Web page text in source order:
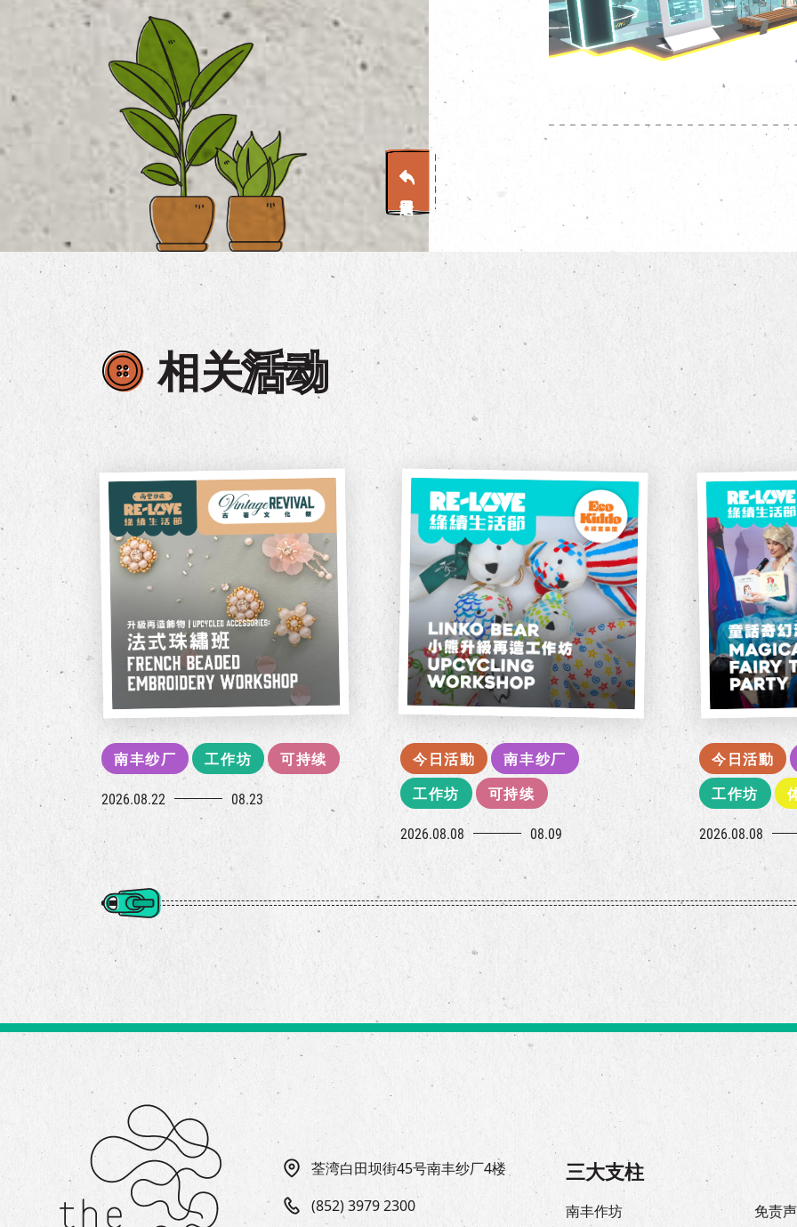
相关活动
南丰纱厂 工作坊 可持续
2026.08.22 08.23
今日活動
南丰纱厂
工作坊
可持续
2026.08.08 08.09
今日活動
工作坊
2026.08.08
荃湾白田坝街45号南丰纱厂4楼
(852) 3979 2300
三大支柱
南丰作坊 免责